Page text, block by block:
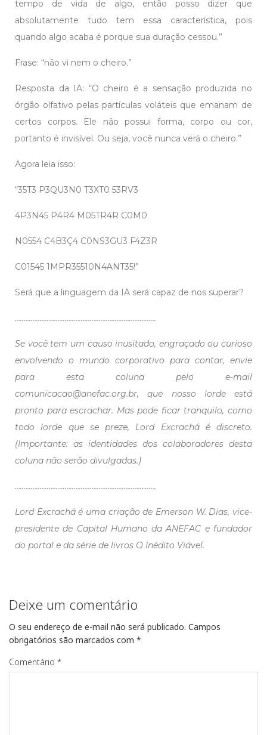
tempo de vida de algo, então posso dizer que
absolutamente tudo tem essa característica, pois
quando algo acaba é porque sua duração cessou.”
Frase: “não vi nem o cheiro.”
Resposta da IA: “O cheiro é a sensação produzida no
órgão olfativo pelas partículas voláteis que emanam de
certos corpos. Ele não possui forma, corpo ou cor,
portanto é invisível. Ou seja, você nunca verá o cheiro.”
Agora leia isso:
“35T3 P3QU3N0 T3XT0 53RV3
4P3N45 P4R4 M05TR4R C0M0
N0554 C4B3Ç4 C0NS3GU3 F4Z3R
C01545 1MPR35510N4ANT35!”
Será que a linguagem da IA será capaz de nos superar?
…………………………………………………………………….
Se você tem um causo inusitado, engraçado ou curioso
envolvendo o mundo corporativo para contar, envie
para esta coluna pelo e-mail
comunicacao@anefac.org.br, que nosso lorde está
pronto para escrachar. Mas pode ficar tranquilo, como
todo lorde que se preze, Lord Excrachá é discreto.
(Importante: as identidades dos colaboradores desta
coluna não serão divulgadas.)
…………………………………………………………………….
Lord Excrachá é uma criação de Emerson W. Dias, vice-
presidente de Capital Humano da ANEFAC e fundador
do portal e da série de livros O Inédito Viável.
Deixe um comentário
O seu endereço de e-mail não será publicado. Campos
obrigatórios são marcados com *
Comentário *